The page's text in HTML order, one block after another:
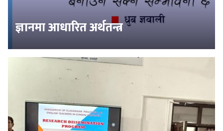
ज्ञानमा आधारित अर्थतन्त्र